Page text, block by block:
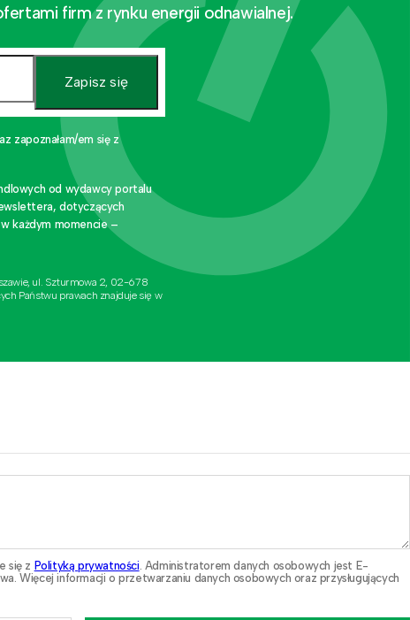
firm z rynku energii odnawialnej.
Zapisz się
zapoznałam/em się z
od wydawcy portalu
dotyczących
każdym momencie –
ul. Szturmowa 2, 02-678
Państwu prawach znajduje się w
się z Polityką prywatności . Administratorem danych osobowych jest E-
Więcej informacji o przetwarzaniu danych osobowych oraz przysługujących